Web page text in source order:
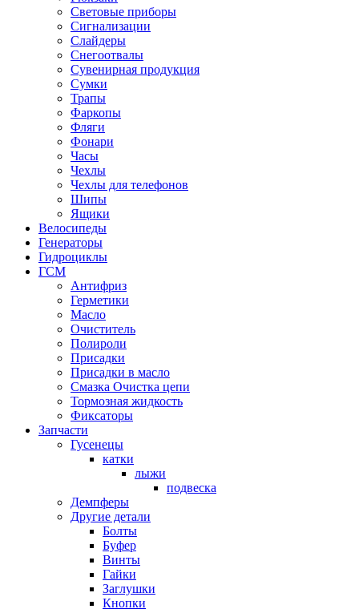
Световые приборы
Сигнализации
Слайдеры
Снегоотвалы
Сувенирная продукция
Сумки
Трапы
Фаркопы
Фляги
Фонари
Часы
Чехлы
Чехлы для телефонов
Шипы
Ящики
Велосипеды
Генераторы
Гидроциклы
ГСМ
Антифриз
Герметики
Масло
Очиститель
Полироли
Присадки
Присадки в масло
Смазка Очистка цепи
Тормозная жидкость
Фиксаторы
Запчасти
Гусенецы
катки
лыжи
подвеска
Демпферы
Другие детали
Болты
Буфер
Винты
Гайки
Заглушки
Кнопки